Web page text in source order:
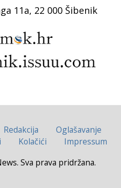
11a, 22 000 Šibenik
Redakcija
Oglašavanje
Kolačići
Impressum
Sva prava pridržana.